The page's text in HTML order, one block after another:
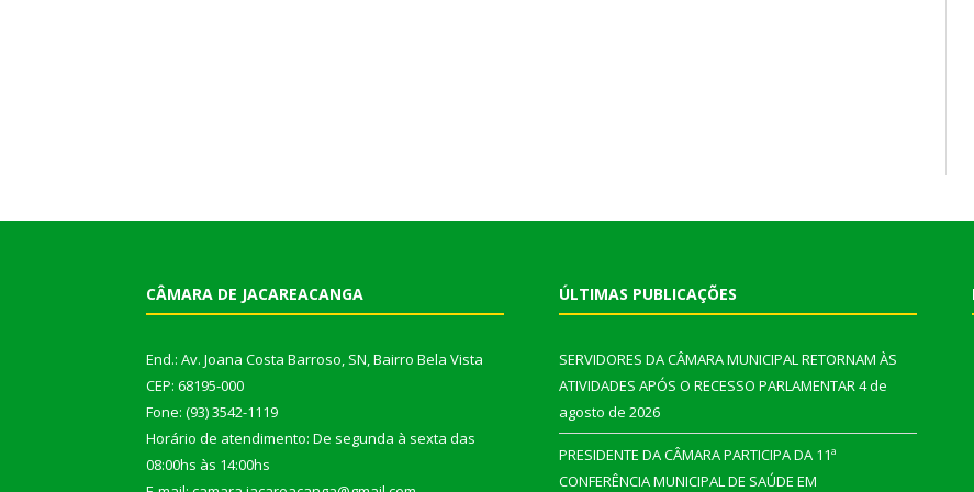
CÂMARA DE JACAREACANGA
End.: Av. Joana Costa Barroso, SN, Bairro Bela Vista
CEP: 68195-000
Fone: (93) 3542-1119
Horário de atendimento: De segunda à sexta das
08:00hs às 14:00hs
ÚLTIMAS PUBLICAÇÕES
SERVIDORES DA CÂMARA MUNICIPAL RETORNAM ÀS
ATIVIDADES APÓS O RECESSO PARLAMENTAR4 de
agosto de 2026
PRESIDENTE DA CÂMARA PARTICIPA DA 11ª
CONFERÊNCIA MUNICIPAL DE SAÚDE EM